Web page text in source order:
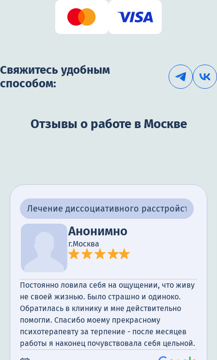
Свяжитесь удобным
способом:
Отзывы о работе в Москве
Лечение диссоциативного расстройства
Анонимно
г.Москва
Постоянно ловила себя на ощущении, что живу
не своей жизнью. Было страшно и одиноко.
Обратилась в клинику и мне действительно
помогли. Спасибо моему прекрасному
психотерапевту за терпение - после месяцев
работы я наконец почувствовала себя цельной.